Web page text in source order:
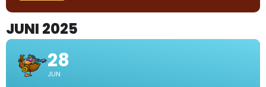
JUNI 2025
28
JUN